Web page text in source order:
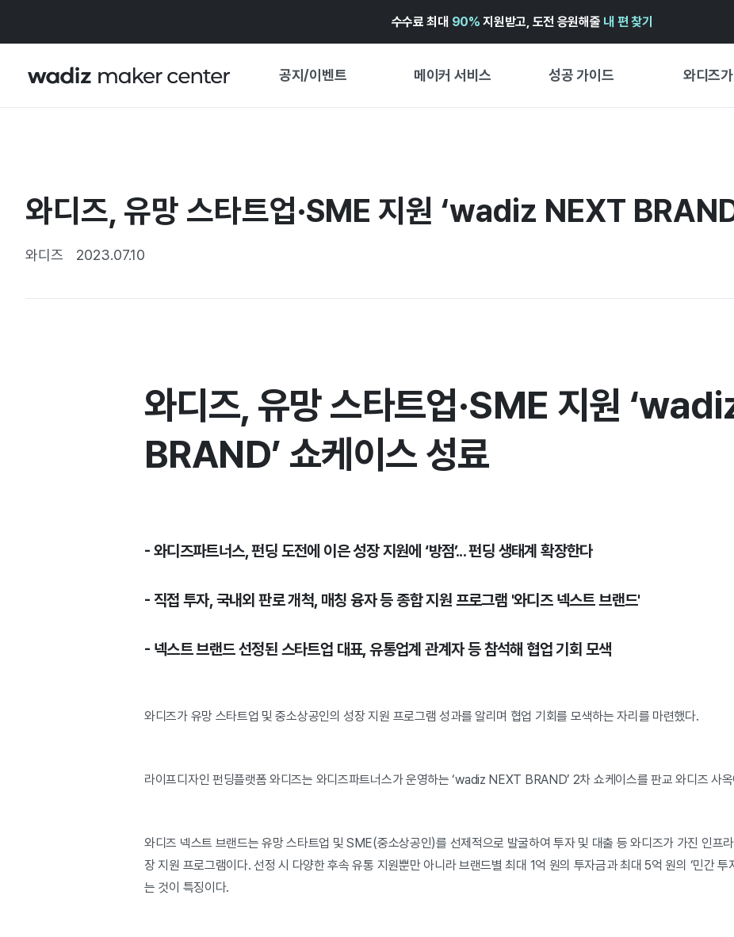
수수료 최대 90% 지원받고, 도전 응원해줄 내 편 찾기
공지/이벤트 메이커 서비스 성공 가이드 와디즈
마이 와디즈
중요 업데이트
보도자료
기획전 캘린더
도움말센터 ↗︎
와디즈 어워즈 ↗︎
와디즈 스쿨
경험형
창작형
와디즈, 유망 스타트업·SME 지원 ‘wadiz NEXT
와디즈 2023.07.10
와디즈, 유망 스타트업·SME 지원
BRAND’ 쇼케이스 성료
- 와디즈파트너스, 펀딩 도전에 이은 성장 지원에 ‘방점’... 펀딩 생태계 확장한다
- 직접 투자, 국내외 판로 개척, 매칭 융자 등 종합 지원 프로그램 '와디즈 넥스트 브랜드'
- 넥스트 브랜드 선정된 스타트업 대표, 유통업계 관계자 등 참석해 협업 기회 모색
와디즈가 유망 스타트업 및 중소상공인의 성장 지원 프로그램 성과를 알리며 협업 기회를 모색하는 자리를 마련했다.
라이프디자인 펀딩플랫폼 와디즈는 와디즈파트너스가 운영하는 ‘wadiz NEXT BRAND’ 2차 쇼케이스를 판교 와디즈 사
와디즈 넥스트 브랜드는 유망 스타트업 및 SME(중소상공인)를 선제적으로 발굴하여 투자 및 대출 등 와디즈가 가진 인프
장 지원 프로그램이다. 선정 시 다양한 후속 유통 지원뿐만 아니라 브랜드별 최대 1억 원의 투자금과 최대 5억 원의 ‘민간 투
는 것이 특징이다.